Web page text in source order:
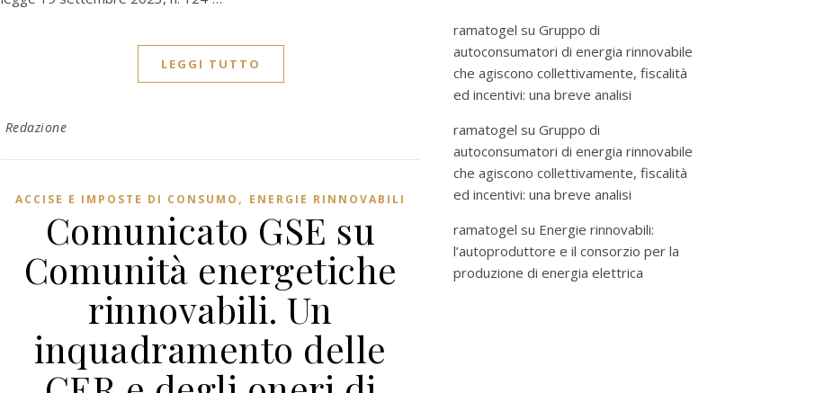
LEGGI TUTTO
Redazione
ACCISE E IMPOSTE DI CONSUMO , ENERGIE RINNOVABILI
Comunicato GSE su
Comunità energetiche
rinnovabili. Un
inquadramento delle
ramatogel su Gruppo di
autoconsumatori di energia rinnovabile
che agiscono collettivamente, fiscalità
ed incentivi: una breve analisi
ramatogel su Gruppo di
autoconsumatori di energia rinnovabile
che agiscono collettivamente, fiscalità
ed incentivi: una breve analisi
ramatogel su Energie rinnovabili:
l’autoproduttore e il consorzio per la
produzione di energia elettrica